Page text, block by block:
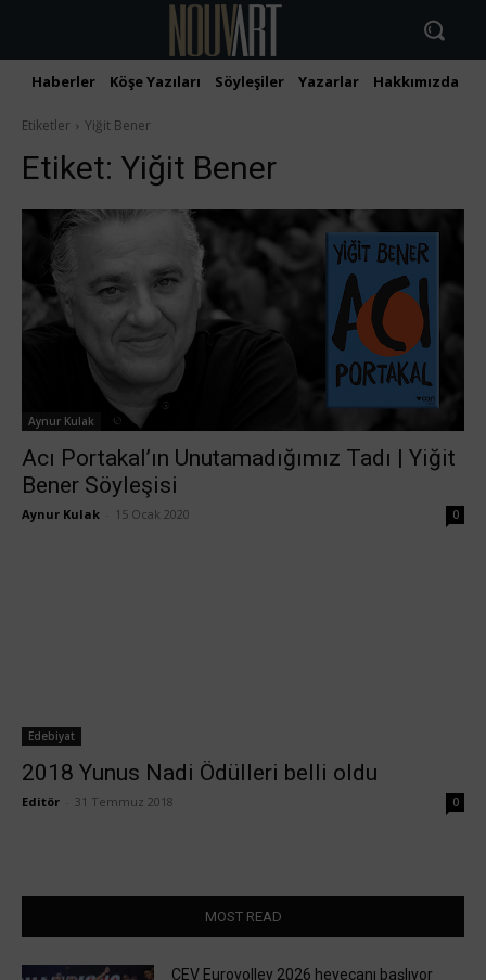
Haberler Köşe Yazıları Söyleşiler Yazarlar Hakkımızda
Etiketler Yiğit Bener
Etiket: Yiğit Bener
Aynur Kulak
Acı Portakal’ın Unutamadığımız Tadı | Yiğit
Bener Söyleşisi
Aynur Kulak 15 Ocak 2020 0
Edebiyat
2018 Yunus Nadi Ödülleri belli oldu
Editör 31 Temmuz 2018 0
MOST READ
CEV Eurovolley 2026 heyecanı başlıyor